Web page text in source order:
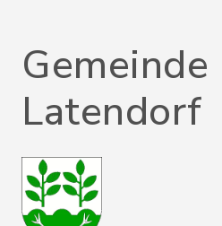
Gemeinde
Latendorf